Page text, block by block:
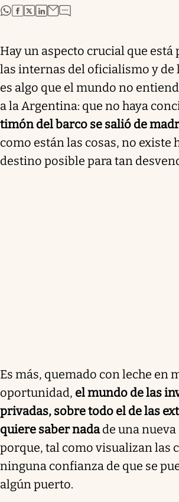
abre en nueva pestaña
abre en nueva pestaña
abre en nueva pestaña
abre en nueva pestaña
Hay un aspecto crucial que está
las internas del oficialismo y de
es algo que el mundo no
a la Argentina: que no haya
timón del barco se salió de
como están las cosas, no existe
destino posible para tan
Es más, quemado con leche en
oportunidad, el mundo de las
privadas, sobre todo el de las
quiere saber nadade una nueva
porque, tal como visualizan las
ninguna confianza de que se
algún puerto.